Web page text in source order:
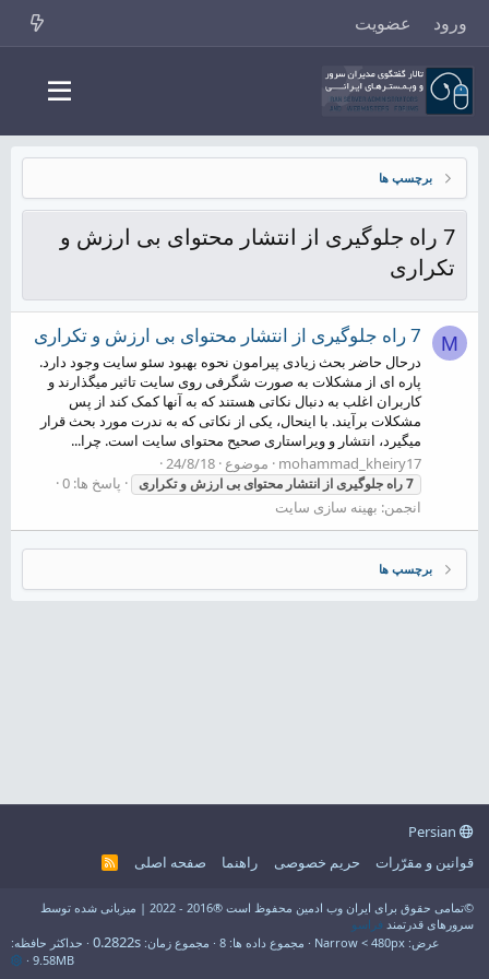
ورود عضویت
برچسپ ها
7 راه جلوگیری از انتشار محتوای بی ارزش و
تکراری
M 7 راه جلوگیری از انتشار محتوای بی ارزش و تکراری
درحال حاضر بحث زیادی پیرامون نحوه بهبود سئو سایت وجود دارد.
پاره ای از مشکلات به صورت شگرفی روی سایت تاثیر میگذارند و
کاربران اغلب به دنبال نکاتی هستند که به آنها کمک کند از پس
مشکلات برآیند. با اینحال، یکی از نکاتی که به ندرت مورد بحث قرار
میگیرد، انتشار و ویراستاری صحیح محتوای سایت است. چرا...
mohammad_kheiry17
موضوع 24/8/18
7راهجلوگیریاز انتشار محتوایبیارزشو تکراری
پاسخ ها: 0
انجمن: بهینه سازی سایت
برچسپ ها
قوانین و مقرّرات
حریم خصوصی راهنما صفحه اصلی
R
©تمامی حقوق برای ایران وب ادمین محفوظ است ®2016 - 2022 | میزبانی شده توسط
سرورهای قدرتمند فراسو
عرض
مجموع داده ها 8 مجموع زمان 0.2822s
حداکثر حافظه
9.58MB